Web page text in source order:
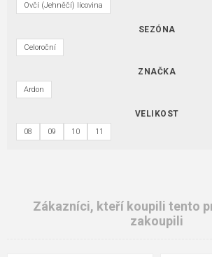
Ovčí (Jehněčí) lícovina
SEZÓNA
Celoroční
ZNAČKA
Ardon
VELIKOST
08 09 10 11
Zákazníci, kteří koupili tento
zakoupili